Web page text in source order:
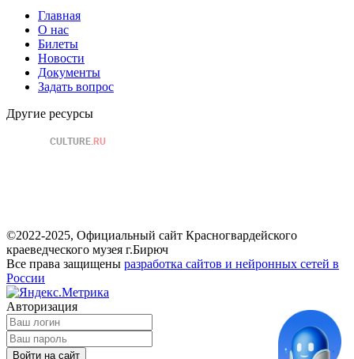
Главная
О нас
Билеты
Новости
Документы
Задать вопрос
Другие ресурсы
©2022-2025, Официальный сайт Красногвардейского
краеведческого музея г.Бирюч
Все права защищены разработка сайтов и нейронных сетей в
России
Авторизация
Войти на сайт